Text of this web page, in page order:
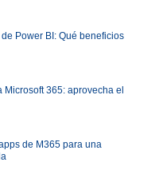
Power BI: Qué beneficios
Microsoft 365: aprovecha el
de M365 para una